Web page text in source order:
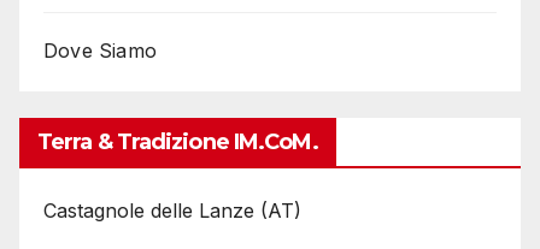
Dove Siamo
Terra & Tradizione IM.coM.
Castagnole delle Lanze (AT)